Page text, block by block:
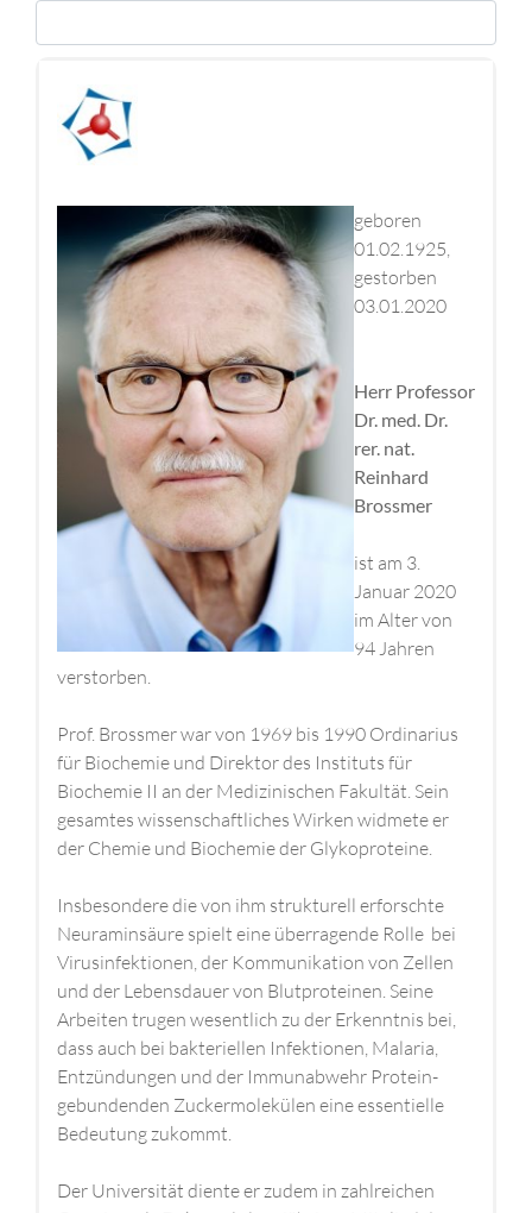
geboren
01.02.1925,
gestorben
03.01.2020
Herr Professor
Dr. med. Dr.
rer. nat.
Reinhard
Brossmer
ist am 3.
Januar 2020
im Alter von
94 Jahren
verstorben.
Prof. Brossmer war von 1969 bis 1990 Ordinarius
für Biochemie und Direktor des Instituts für
Biochemie II an der Medizinischen Fakultät. Sein
gesamtes wissenschaftliches Wirken widmete er
der Chemie und Biochemie der Glykoproteine.
Insbesondere die von ihm strukturell erforschte
Neuraminsäure spielt eine überragende Rolle bei
Virusinfektionen, der Kommunikation von Zellen
und der Lebensdauer von Blutproteinen. Seine
Arbeiten trugen wesentlich zu der Erkenntnis bei,
dass auch bei bakteriellen Infektionen, Malaria,
Entzündungen und der Immunabwehr Protein-
gebundenden Zuckermolekülen eine essentielle
Bedeutung zukommt.
Der Universität diente er zudem in zahlreichen